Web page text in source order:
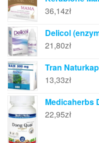
36,14zł
Delicol
21,80zł
Tran
13,33zł
Medicaherbs
22,95zł